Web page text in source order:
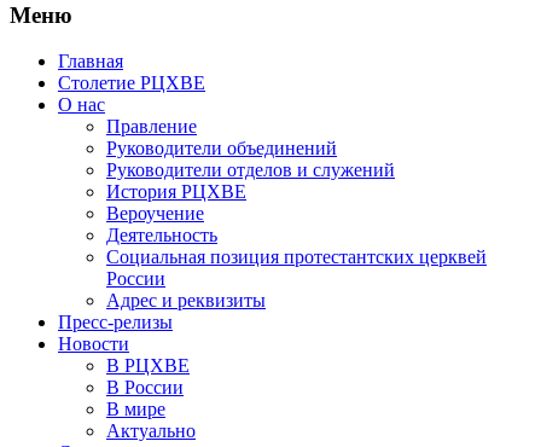
Меню
Главная
Столетие РЦХВЕ
О нас
Правление
Руководители объединений
Руководители отделов и служений
История РЦХВЕ
Вероучение
Деятельность
Социальная позиция протестантских церквей
России
Адрес и реквизиты
Пресс-релизы
Новости
В РЦХВЕ
В России
В мире
Актуально